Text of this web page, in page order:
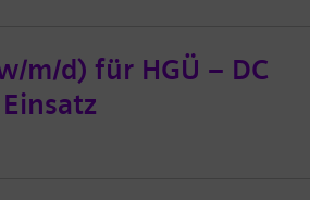
m/d) für HGÜ – DC